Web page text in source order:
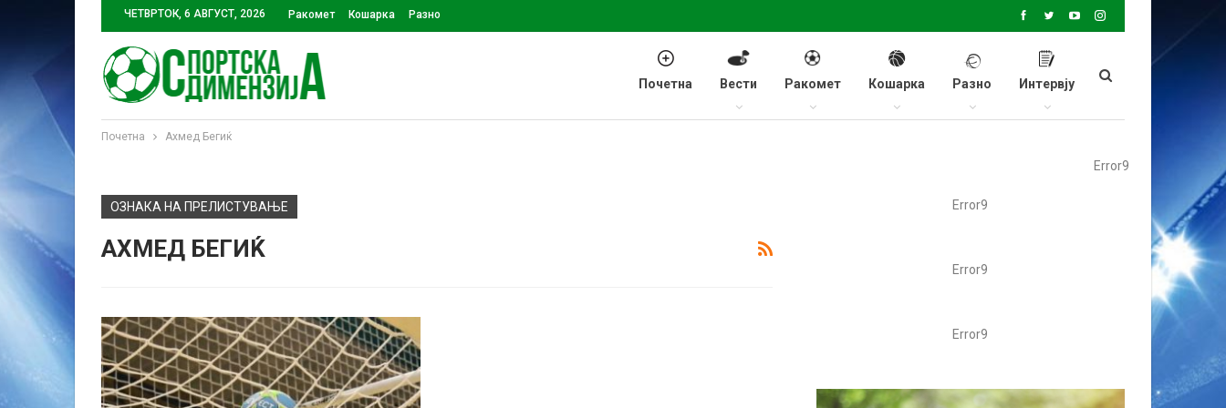
ЧЕТВРТОК, 6 АВГУСТ, 2026 Ракомет Кошарка Разно
Почетна Вести Ракомет Кошарка Разно Интервју
Почетна Ахмед Бегиќ
Error9
ОЗНАКА НА ПРЕЛИСТУВАЊЕ
АХМЕД БЕГИЌ
Error9
Error9
Error9